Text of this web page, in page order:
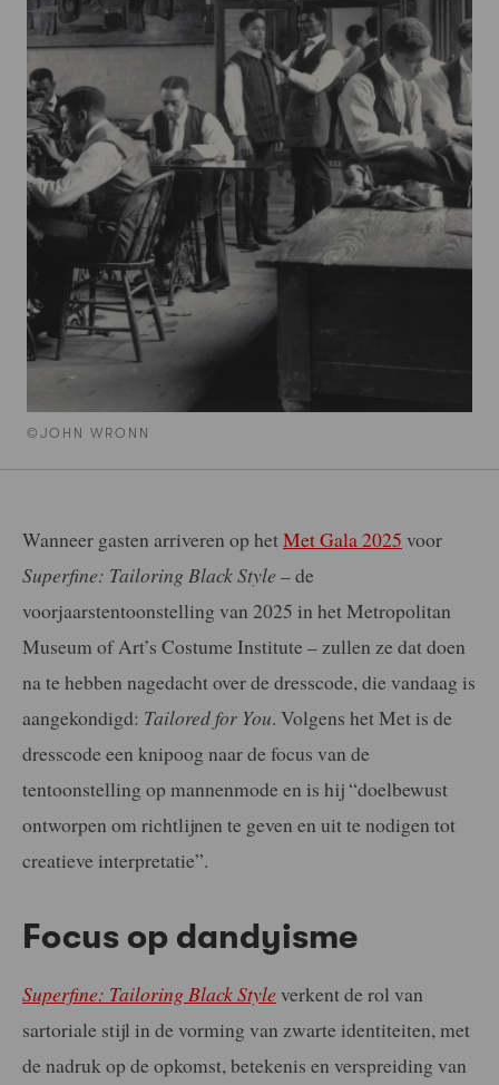
©JOHN WRONN
Wanneer gasten arriveren op hetMet Gala 2025 voor
Superfine: Tailoring Black Style – de
voorjaarstentoonstelling van 2025 in het Metropolitan
Museum of Art’s Costume Institute – zullen ze dat doen
na te hebben nagedacht over de dresscode, die vandaag is
aangekondigd: Tailored for You. Volgens het Met is de
dresscode een knipoog naar de focus van de
tentoonstelling op mannenmode en is hij “doelbewust
ontworpen om richtlijnen te geven en uit te nodigen tot
creatieve interpretatie”.
Focus op dandyisme
Superfine: Tailoring Black Style verkent de rol van
sartoriale stijl in de vorming van zwarte identiteiten, met
de nadruk op de opkomst, betekenis en verspreiding van